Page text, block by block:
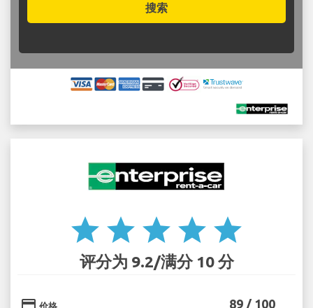
搜索
star star star star star
评分为 9.2/满分 10 分
credit_card 价格 89 / 100